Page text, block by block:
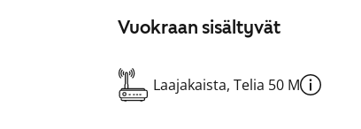
Vuokraan sisältyvät
Laajakaista, Telia 50 M